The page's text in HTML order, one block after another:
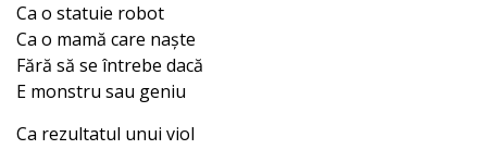
Ca o statuie robot
Ca o mamă care naște
Fără să se întrebe dacă
E monstru sau geniu
Ca rezultatul unui viol